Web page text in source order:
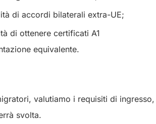
di accordi bilaterali extra-UE;
di ottenere certificati A1
equivalente.
valutiamo i requisiti di
svolta.